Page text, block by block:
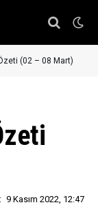
(02 – 08 Mart)
9 Kasım 2022, 12:47